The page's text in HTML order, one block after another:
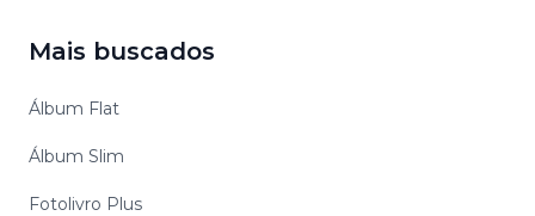
Mais buscados
Álbum Flat
Álbum Slim
Fotolivro Plus